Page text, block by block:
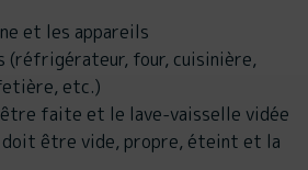
et les appareils
(réfrigérateur, four, cuisinière,
etc.)
faite et le lave-vaisselle vidée
être vide, propre, éteint et la